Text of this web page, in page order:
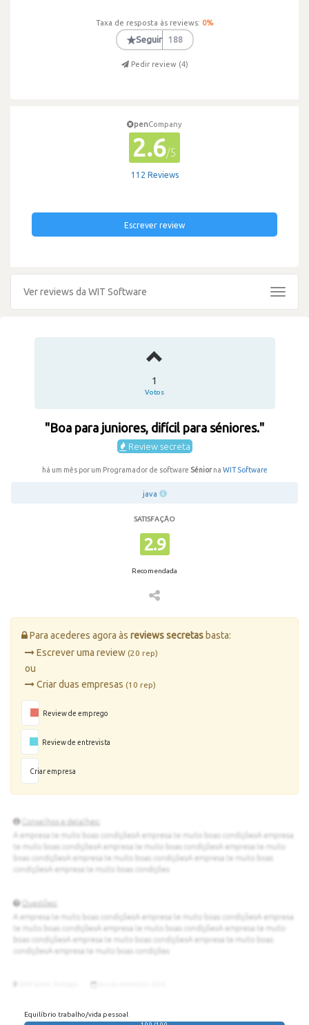
Taxa de resposta às reviews: 0%
★Seguir 188
Pedir review (4)
penCompany
2.6/5
112 Reviews
Escrever review
Ver reviews da WIT Software
Toggle
1
Votos
"Boa para juniores, difícil para séniores."
Review secreta
há um mês por um Programador de software Séniorna WIT Software
java
SATISFAÇÃO
2.9
Recomendada
Para acederes agora às reviews secretas basta:
Escrever uma review (20 rep)
ou
Criar duas empresas (10 rep)
Review de emprego
Review de entrevista
Criar empresa
Equilíbrio trabalho/vida pessoal